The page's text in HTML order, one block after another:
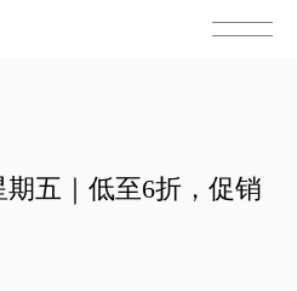
五｜低至6折，促销